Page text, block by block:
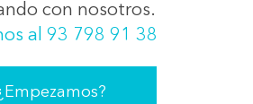
con nosotros.
al 93 798 91 38